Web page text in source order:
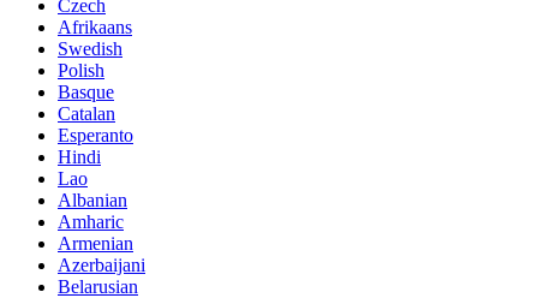
Czech
Afrikaans
Swedish
Polish
Basque
Catalan
Esperanto
Hindi
Lao
Albanian
Amharic
Armenian
Azerbaijani
Belarusian